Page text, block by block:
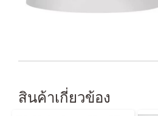
สินค้าเกี่ยวข้อง